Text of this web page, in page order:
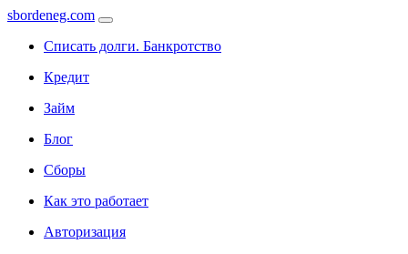
sbordeneg.com
Списать долги. Банкротство
Кредит
Займ
Блог
Сборы
Как это работает
Авторизация